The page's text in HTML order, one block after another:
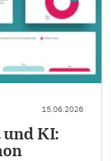
15.06.2026
und KI: